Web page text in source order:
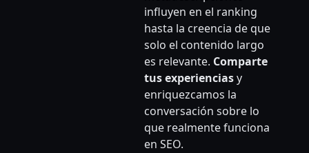
influyen en el ranking
hasta la creencia de que
solo el contenido largo
es relevante. Comparte
tus experienciasy
enriquezcamos la
conversación sobre lo
que realmente funciona
en SEO.